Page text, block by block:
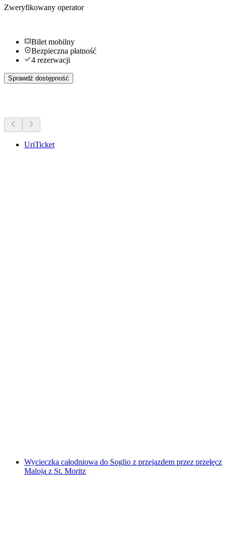
Zweryfikowany operator
Bilet mobilny
Bezpieczna płatność
4 rezerwacji
Sprawdź dostępność
UriTicket
Wycieczka całodniowa do Soglio z przejazdem przez przełęcz
Maloja z St. Moritz